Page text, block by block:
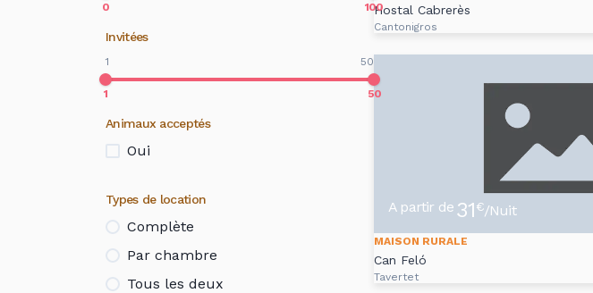
0 100
Invitées
1 50
1 50
Animaux acceptés
Oui
Types de location
Complète
Par chambre
Tous les deux
Hostal Cabrerès
Cantonigros
A partir de 31€/Nuit
MAISON RURALE
Can Feló
Tavertet